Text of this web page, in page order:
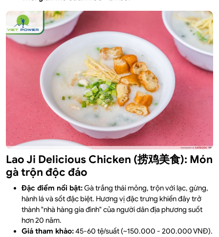
Lao Ji Delicious Chicken (捞鸡美食): Món
gà trộn độc đáo
Đặc điểm nổi bật:Gà trắng thái mỏng, trộn với lạc, gừng,
hành lá và sốt đặc biệt. Hương vị đặc trưng khiến đây trở
thành "nhà hàng gia đình" của người dân địa phương suốt
hơn 20 năm.
Giá tham khảo:45-60 tệ/suất (~150.000 - 200.000 VNĐ).